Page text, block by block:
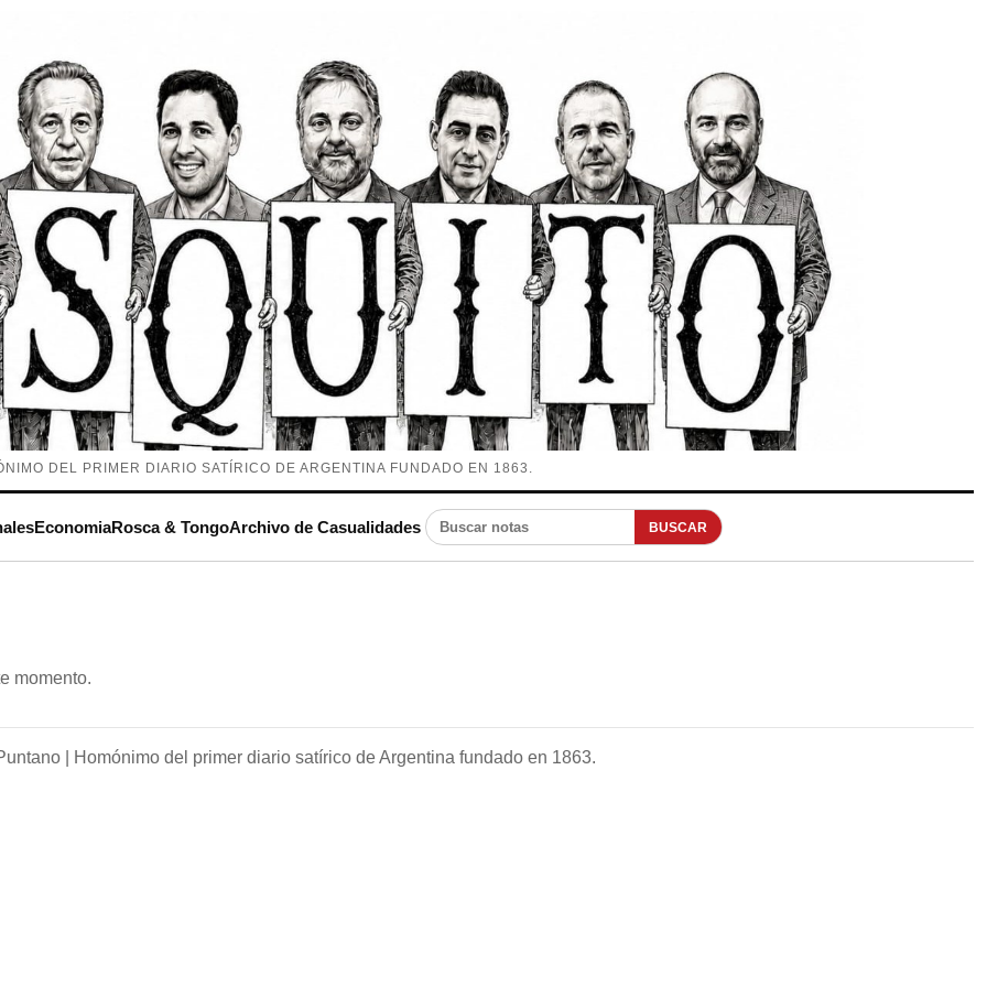
DEL PRIMER DIARIO SATÍRICO DE ARGENTINA FUNDADO EN 1863.
EconomiaRosca & TongoArchivo de Casualidades Buscar notas BUSCAR
momento.
| Homónimo del primer diario satírico de Argentina fundado en 1863.